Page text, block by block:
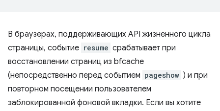
В браузерах, поддерживающих API жизненного цикла
страницы, событие resume срабатывает при
восстановлении страниц из bfcache
(непосредственно перед событием pageshow ) и при
повторном посещении пользователем
заблокированной фоновой вкладки. Если вы хотите